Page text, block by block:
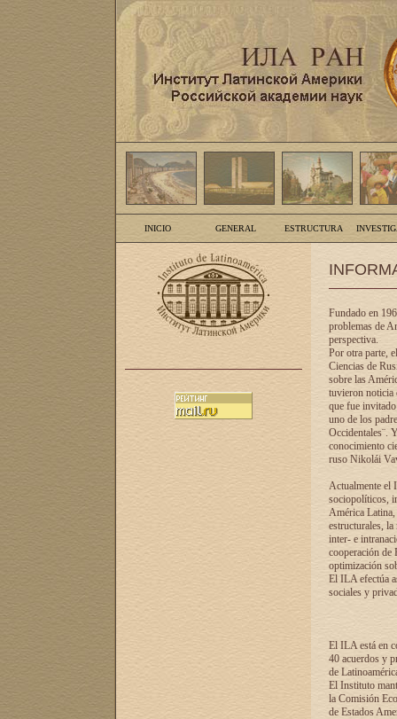
INICIO GENERAL ESTRUCTURA
Fundado en
problemas de
perspectiva.
Por otra parte,
Ciencias de
sobre las
tuvieron noticia
que fue
uno de los
Occidentales¨.
conocimiento
ruso Nikolái
Actualmente el
sociopolíticos,
América Latina,
estructurales,
inter- e
cooperación de
optimización
El ILA efectúa
sociales y
El ILA está en
40 acuerdos y
de
El Instituto
la Comisión
de Estados